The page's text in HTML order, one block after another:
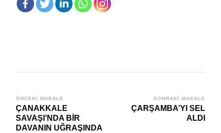
Yazı
dolaşımı
ÖNCEKI MAKALE
ÇANAKKALE
SAVAŞI’NDA BİR
DAVANIN UĞRAŞINDA
SONRAKI MAKALE
ÇARŞAMBA’YI SEL
ALDI